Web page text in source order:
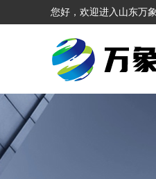
您好，欢迎进入山东万